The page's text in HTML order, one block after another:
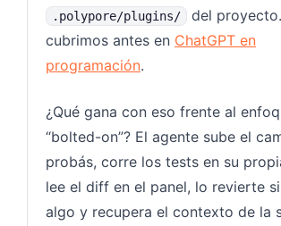
.polypore/plugins/
del
cubrimos antes en ChatGPT en
programación.
¿Qué gana con eso frente al
“bolted-on”? El agente sube el
probás, corre los tests en su
lee el diff en el panel, lo revierte
algo y recupera el contexto de la